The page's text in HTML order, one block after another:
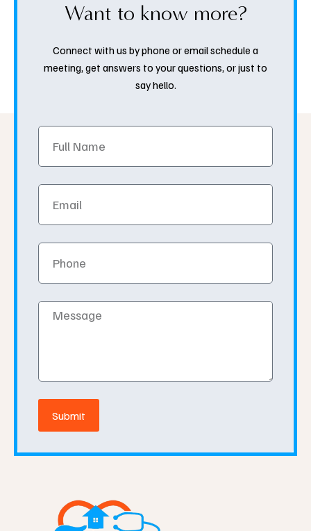
Want to know more?
Connect with us by phone or email schedule a
meeting, get answers to your questions, or just to
say hello.
Name
Message
Submit